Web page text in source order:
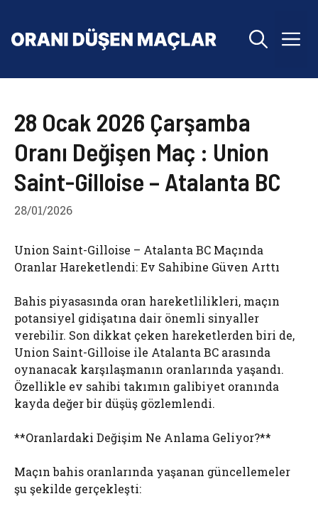
28 Ocak 2026 Çarşamba
Oranı Değişen Maç : Union
Saint-Gilloise – Atalanta BC
28/01/2026
Union Saint-Gilloise – Atalanta BC Maçında
Oranlar Hareketlendi: Ev Sahibine Güven Arttı
Bahis piyasasında oran hareketlilikleri, maçın
potansiyel gidişatına dair önemli sinyaller
verebilir. Son dikkat çeken hareketlerden biri de,
Union Saint-Gilloise ile Atalanta BC arasında
oynanacak karşılaşmanın oranlarında yaşandı.
Özellikle ev sahibi takımın galibiyet oranında
kayda değer bir düşüş gözlemlendi.
**Oranlardaki Değişim Ne Anlama Geliyor?**
Maçın bahis oranlarında yaşanan güncellemeler
şu şekilde gerçekleşti: